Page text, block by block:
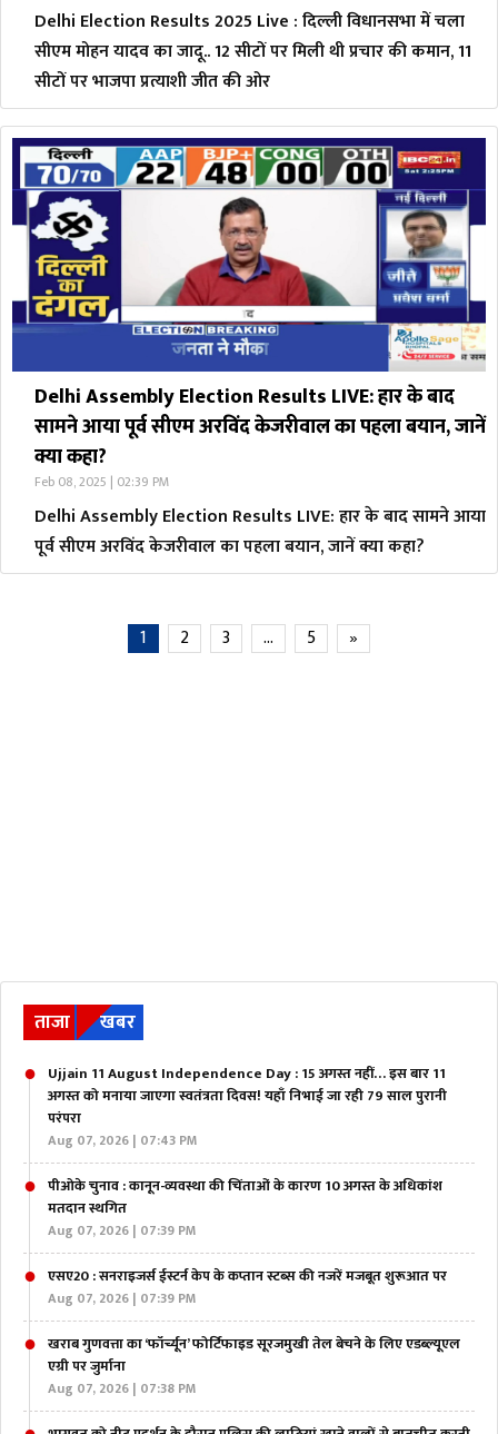
Delhi Election Results 2025 Live : दिल्ली विधानसभा में चला
सीएम मोहन यादव का जादू.. 12 सीटों पर मिली थी प्रचार की कमान, 11
सीटों पर भाजपा प्रत्याशी जीत की ओर
Delhi Assembly Election Results LIVE: हार के बाद
सामने आया पूर्व सीएम अरविंद केजरीवाल का पहला बयान, जानें
क्या कहा?
Feb 08, 2025 | 02:39 PM
Delhi Assembly Election Results LIVE: हार के बाद सामने आया
पूर्व सीएम अरविंद केजरीवाल का पहला बयान, जानें क्या कहा?
1 2 3 … 5 »
ताजा खबर
Ujjain 11 August Independence Day : 15 अगस्त नहीं… इस बार 11
अगस्त को मनाया जाएगा स्वतंत्रता दिवस! यहाँ निभाई जा रही 79 साल पुरानी
परंपरा
Aug 07, 2026 | 07:43 PM
पीओके चुनाव : कानून-व्यवस्था की चिंताओं के कारण 10 अगस्त के अधिकांश
मतदान स्थगित
Aug 07, 2026 | 07:39 PM
एसए20 : सनराइजर्स ईस्टर्न केप के कप्तान स्टब्स की नजरें मजबूत शुरूआत पर
Aug 07, 2026 | 07:39 PM
खराब गुणवत्ता का ‘फॉर्च्यून’ फोर्टिफाइड सूरजमुखी तेल बेचने के लिए एडब्ल्यूएल
एग्री पर जुर्माना
Aug 07, 2026 | 07:38 PM